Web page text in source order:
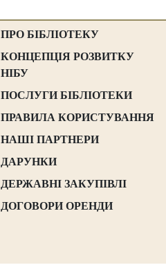
ПРО БІБЛІОТЕКУ
КОНЦЕПЦІЯ РОЗВИТКУ
НІБУ
ПОСЛУГИ БІБЛІОТЕКИ
ПРАВИЛА КОРИСТУВАННЯ
НАШІ ПАРТНЕРИ
ДАРУНКИ
ДЕРЖАВНІ ЗАКУПІВЛІ
ДОГОВОРИ ОРЕНДИ